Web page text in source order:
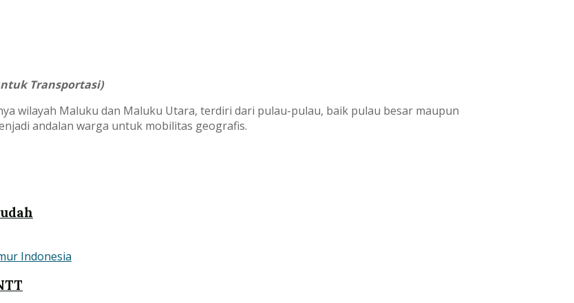
Transportasi)
wilayah Maluku dan Maluku Utara, terdiri dari pulau-pulau, baik pulau besar maupun
andalan warga untuk mobilitas geografis.